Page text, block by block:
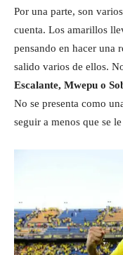
Por una parte, son
cuenta. Los amarillos
pensando en hacer una
salido varios de ellos.
Escalante, Mwepu o
No se presenta como
seguir a menos que se